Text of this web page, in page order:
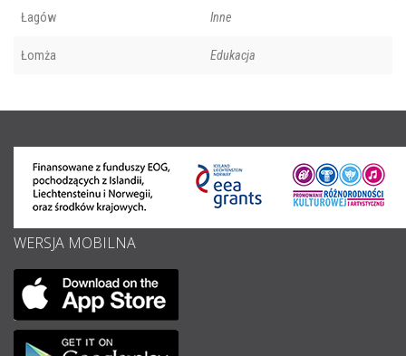
Łagów Inne
Łomża Edukacja
WERSJA MOBILNA